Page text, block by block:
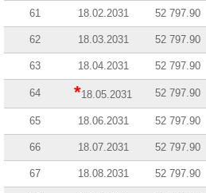
61 18.02.2031 52 797.90
62 18.03.2031 52 797.90
63 18.04.2031 52 797.90
64 *18.05.2031 52 797.90
65 18.06.2031 52 797.90
66 18.07.2031 52 797.90
67 18.08.2031 52 797.90